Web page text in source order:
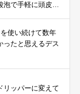
で手軽に頭皮と
使い続けて数年
ったと思えるデス
リッパーに変えて